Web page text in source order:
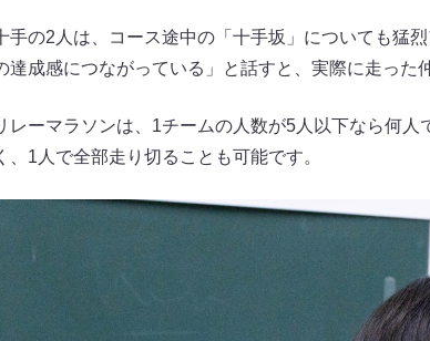
手の2人は、コース途中の「十手坂」についても猛
達成感につながっている」と話すと、実際に走った
レーマラソンは、1チームの人数が5人以下なら何
、1人で全部走り切ることも可能です。